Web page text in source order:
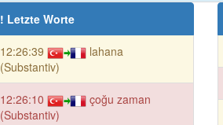
! Letzte Worte
12:26:39
lahana
(Substantiv)
12:26:10
çoğu zaman
(Substantiv)